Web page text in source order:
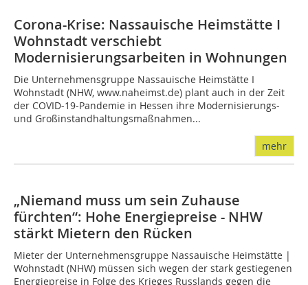
Corona-Krise: Nassauische Heimstätte I
Wohnstadt verschiebt
Modernisierungsarbeiten in Wohnungen
Die Unternehmensgruppe Nassauische Heimstätte I
Wohnstadt (NHW, www.naheimst.de) plant auch in der Zeit
der COVID-19-Pandemie in Hessen ihre Modernisierungs-
und Großinstandhaltungsmaßnahmen...
mehr
„Niemand muss um sein Zuhause
fürchten“: Hohe Energiepreise - NHW
stärkt Mietern den Rücken
Mieter der Unternehmensgruppe Nassauische Heimstätte |
Wohnstadt (NHW) müssen sich wegen der stark gestiegenen
Energiepreise in Folge des Krieges Russlands gegen die